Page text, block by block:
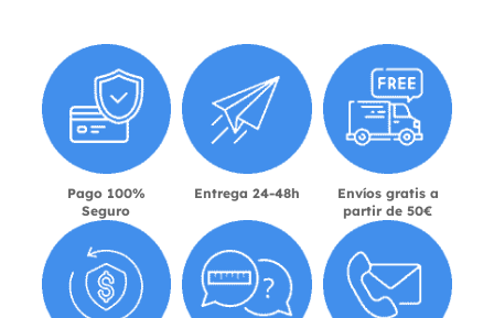
Pago 100%
Seguro
Entrega 24-48h
Envíos gratis a
partir de 50€